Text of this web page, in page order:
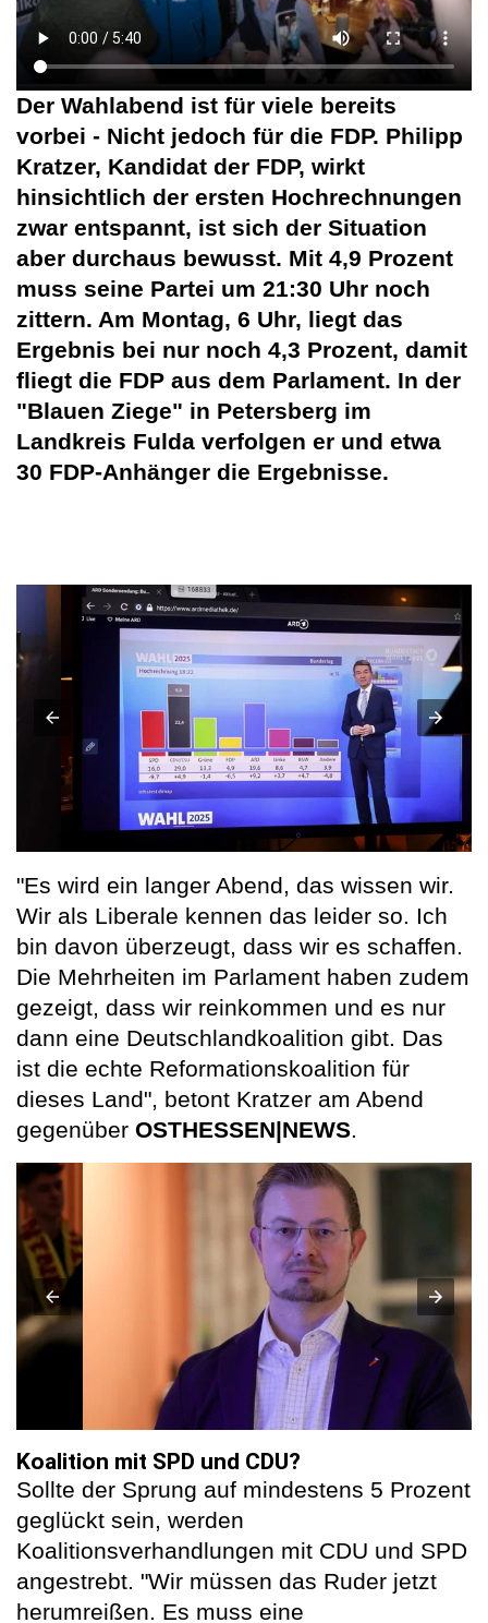
Der Wahlabend ist für viele bereits
vorbei - Nicht jedoch für die FDP. Philipp
Kratzer, Kandidat der FDP, wirkt
hinsichtlich der ersten Hochrechnungen
zwar entspannt, ist sich der Situation
aber durchaus bewusst. Mit 4,9 Prozent
muss seine Partei um 21:30 Uhr noch
zittern. Am Montag, 6 Uhr, liegt das
Ergebnis bei nur noch 4,3 Prozent, damit
fliegt die FDP aus dem Parlament. In der
"Blauen Ziege" in Petersberg im
Landkreis Fulda verfolgen er und etwa
30 FDP-Anhänger die Ergebnisse.
"Es wird ein langer Abend, das wissen wir.
Wir als Liberale kennen das leider so. Ich
bin davon überzeugt, dass wir es schaffen.
Die Mehrheiten im Parlament haben zudem
gezeigt, dass wir reinkommen und es nur
dann eine Deutschlandkoalition gibt. Das
ist die echte Reformationskoalition für
dieses Land", betont Kratzer am Abend
gegenüber OSTHESSEN|NEWS
Koalition mit SPD und CDU?
Sollte der Sprung auf mindestens 5 Prozent
geglückt sein, werden
Koalitionsverhandlungen mit CDU und SPD
angestrebt. "Wir müssen das Ruder jetzt
herumreißen. Es muss eine